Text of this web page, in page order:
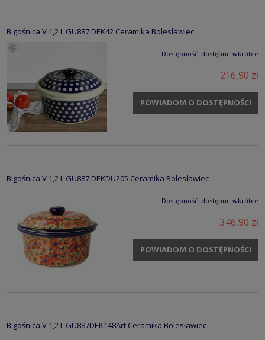
Bigośnica V 1,2 L GU887 DEK42 Ceramika Bolesławiec
Dostępność: dostępne wkrótce
216,90 zł
POWIADOM O DOSTĘPNOŚCI
Bigośnica V 1,2 L GU887 DEKDU205 Ceramika Bolesławiec
Dostępność: dostępne wkrótce
346,90 zł
POWIADOM O DOSTĘPNOŚCI
Bigośnica V 1,2 L GU887DEK148Art Ceramika Bolesławiec